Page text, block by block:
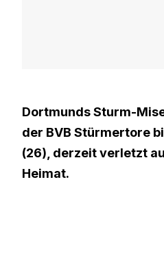
Dortmunds Sturm-
der BVB Stürmertore
(26), derzeit verletzt
Heimat.